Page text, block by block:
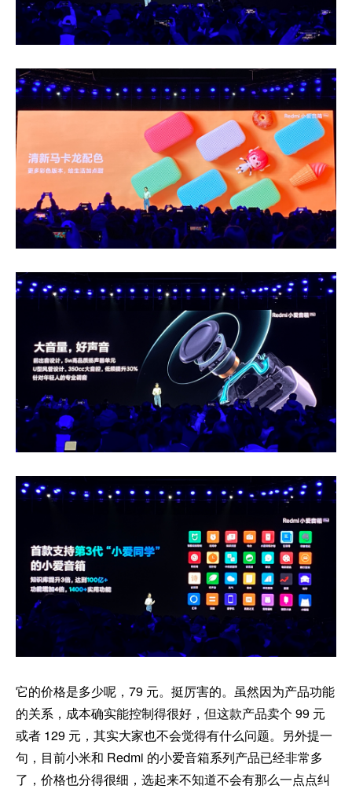
它的价格是多少呢，79 元。挺厉害的。虽然因为产品功能
的关系，成本确实能控制得很好，但这款产品卖个 99 元
或者 129 元，其实大家也不会觉得有什么问题。另外提一
句，目前小米和 Redmi 的小爱音箱系列产品已经非常多
了，价格也分得很细，选起来不知道不会有那么一点点纠